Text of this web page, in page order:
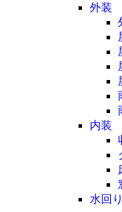
外装
内装
水回り